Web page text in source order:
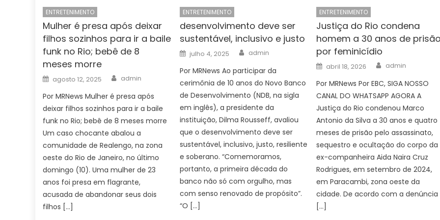
ENTRETENIMENTO
Mulher é presa após deixar
filhos sozinhos para ir a baile
funk no Rio; bebê de 8
meses morre
Posted
on
agosto 12, 2025 Author
admin
Por MRNews Mulher é presa após
deixar filhos sozinhos para ir a baile
funk no Rio; bebê de 8 meses morre
Um caso chocante abalou a
comunidade de Realengo, na zona
oeste do Rio de Janeiro, no último
domingo (10). Uma mulher de 23
anos foi presa em flagrante,
acusada de abandonar seus dois
filhos […]
ENTRETENIMENTO
desenvolvimento deve ser
sustentável, inclusivo e justo
Posted
on
julho 4, 2025 Author
admin
Por MRNews Ao participar da
cerimônia de 10 anos do Novo Banco
de Desenvolvimento (NDB, na sigla
em inglês), a presidente da
instituição, Dilma Rousseff, avaliou
que o desenvolvimento deve ser
sustentável, inclusivo, justo, resiliente
e soberano. “Comemoramos,
portanto, a primeira década do
banco não só com orgulho, mas
com senso renovado de propósito”.
“O […]
ENTRETENIMENTO
Justiça do Rio condena
homem a 30 anos de
por feminicídio
Posted
on
abril 18, 2026 Author
admin
Por MRNews Por EBC, SIGA NOSSO
CANAL DO WHATSAPP AGORA A
Justiça do Rio condenou Marco
Antonio da Silva a 30 anos e quatro
meses de prisão pelo assassinato,
sequestro e ocultação do corpo da
ex-companheira Aida Naira Cruz
Rodrigues, em setembro de 2024,
em Paracambi, zona oeste da
cidade. De acordo com a denúncia
[…]